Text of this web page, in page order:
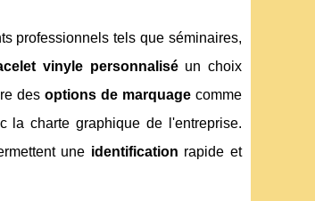
professionnels tels que séminaires,
vinyle personnaliséun choix
des options de marquage comme
la charte graphique de l'entreprise.
une identification rapide et